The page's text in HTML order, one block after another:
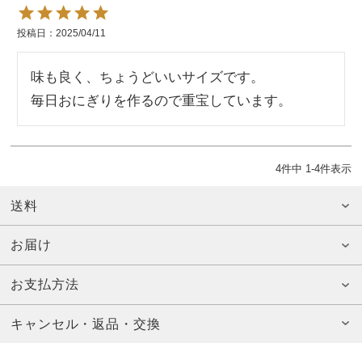
投稿日 2025/04/11
味も良く、ちょうどいいサイズです。
毎日おにぎりを作るので重宝しています。
4件中 1-4件表示
送料
お届け
お支払方法
キャンセル・返品・交換